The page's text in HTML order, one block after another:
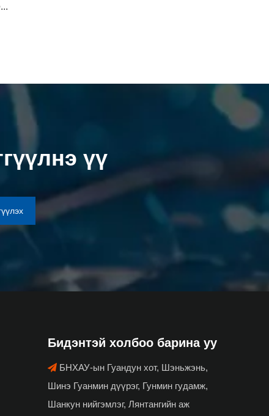
үү
Бидэнтэй холбоо барина уу
 БНХАУ-ын Гуандун хот, Шэньжэнь,
Шинэ Гуанмин дүүрэг, Гунмин гудамж,
Шанкун нийгэмлэг, Лянтангийн аж